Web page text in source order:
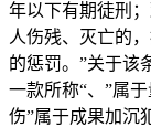
年以下有期徒刑
人伤残、灭亡的
的惩罚。”关于该
一款所称“、”属
伤”属于成果加沉